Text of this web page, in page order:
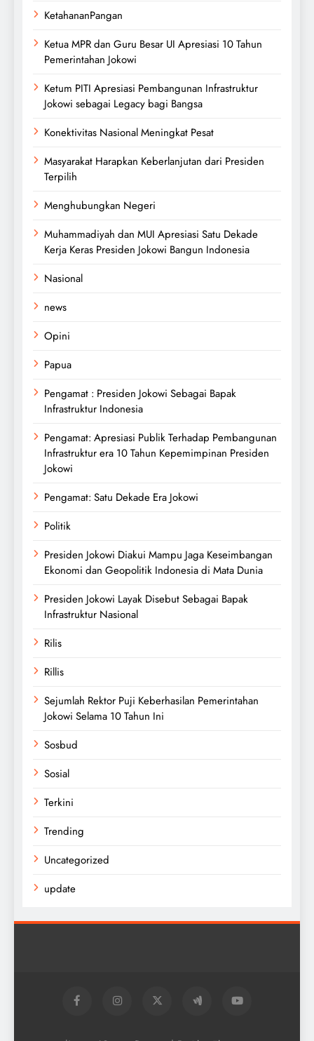
KetahananPangan
Ketua MPR dan Guru Besar UI Apresiasi 10 Tahun
Pemerintahan Jokowi
Ketum PITI Apresiasi Pembangunan Infrastruktur
Jokowi sebagai Legacy bagi Bangsa
Konektivitas Nasional Meningkat Pesat
Masyarakat Harapkan Keberlanjutan dari Presiden
Terpilih
Menghubungkan Negeri
Muhammadiyah dan MUI Apresiasi Satu Dekade
Kerja Keras Presiden Jokowi Bangun Indonesia
Nasional
news
Opini
Papua
Pengamat : Presiden Jokowi Sebagai Bapak
Infrastruktur Indonesia
Pengamat: Apresiasi Publik Terhadap Pembangunan
Infrastruktur era 10 Tahun Kepemimpinan Presiden
Jokowi
Pengamat: Satu Dekade Era Jokowi
Politik
Presiden Jokowi Diakui Mampu Jaga Keseimbangan
Ekonomi dan Geopolitik Indonesia di Mata Dunia
Presiden Jokowi Layak Disebut Sebagai Bapak
Infrastruktur Nasional
Rilis
Rillis
Sejumlah Rektor Puji Keberhasilan Pemerintahan
Jokowi Selama 10 Tahun Ini
Sosbud
Sosial
Terkini
Trending
Uncategorized
update